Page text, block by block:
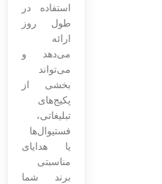
استفاده در
طول روز
ارائه
می‌دهد و
می‌تواند
بخشی از
پکیج‌های
تبلیغاتی،
فستیوال‌ها
یا هدایای
مناسبتی
برند شما